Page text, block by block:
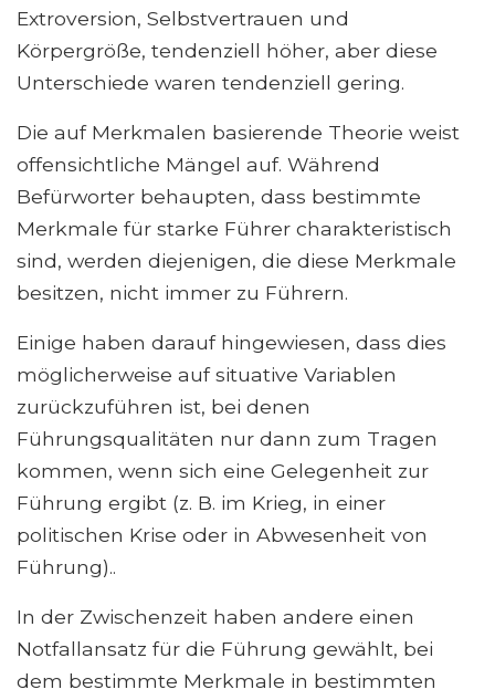
Extroversion, Selbstvertrauen und
Körpergröße, tendenziell höher, aber diese
Unterschiede waren tendenziell gering.
Die auf Merkmalen basierende Theorie weist
offensichtliche Mängel auf. Während
Befürworter behaupten, dass bestimmte
Merkmale für starke Führer charakteristisch
sind, werden diejenigen, die diese Merkmale
besitzen, nicht immer zu Führern.
Einige haben darauf hingewiesen, dass dies
möglicherweise auf situative Variablen
zurückzuführen ist, bei denen
Führungsqualitäten nur dann zum Tragen
kommen, wenn sich eine Gelegenheit zur
Führung ergibt (z. B. im Krieg, in einer
politischen Krise oder in Abwesenheit von
Führung)..
In der Zwischenzeit haben andere einen
Notfallansatz für die Führung gewählt, bei
dem bestimmte Merkmale in bestimmten